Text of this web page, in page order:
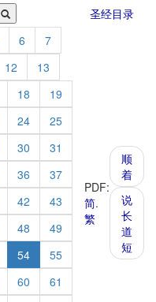
圣经目录
6
7
12
13
18
19
24
25
30
31
36
37
42
43
48
49
54
55
60
61
PDF:
简.
繁
顺
着
说
长
道
短